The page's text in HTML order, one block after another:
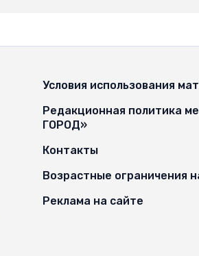
Условия использования
Редакционная политика
ГОРОД»
Контакты
Возрастные ограничения
Реклама на сайте